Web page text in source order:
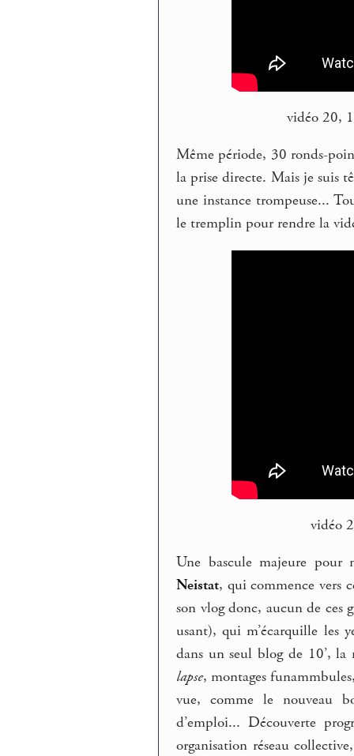
vidéo 20,
Même période, 30 ronds-
la prise directe. Mais je suis
une instance trompeuse...
le tremplin pour rendre la
vidéo
Une bascule majeure
Neistat, qui commence vers
son vlog donc, aucun de ces
usant), qui m’écarquille les
dans un seul blog de 10’,
lapse, montages
vue, comme le nouveau
d’emploi... Découverte
organisation réseau